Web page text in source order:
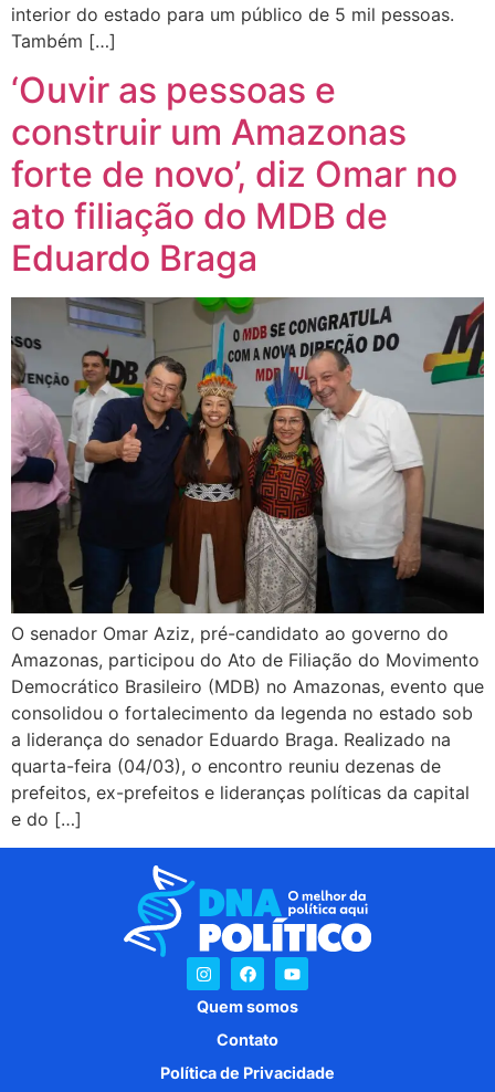
interior do estado para um público de 5 mil pessoas.
Também […]
‘Ouvir as pessoas e
construir um Amazonas
forte de novo’, diz Omar no
ato filiação do MDB de
Eduardo Braga
O senador Omar Aziz, pré-candidato ao governo do
Amazonas, participou do Ato de Filiação do Movimento
Democrático Brasileiro (MDB) no Amazonas, evento que
consolidou o fortalecimento da legenda no estado sob
a liderança do senador Eduardo Braga. Realizado na
quarta-feira (04/03), o encontro reuniu dezenas de
prefeitos, ex-prefeitos e lideranças políticas da capital
e do […]
Quem somos
Contato
Política de Privacidade